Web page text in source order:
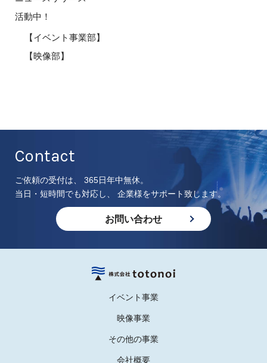
活動中！
【イベント事業部】
【映像部】
Contact
ご依頼の受付は、 365日年中無休。
当日・短時間でも対応し、 企業様をサポート致します。
お問い合わせ
イベント事業
映像事業
その他の事業
会社概要